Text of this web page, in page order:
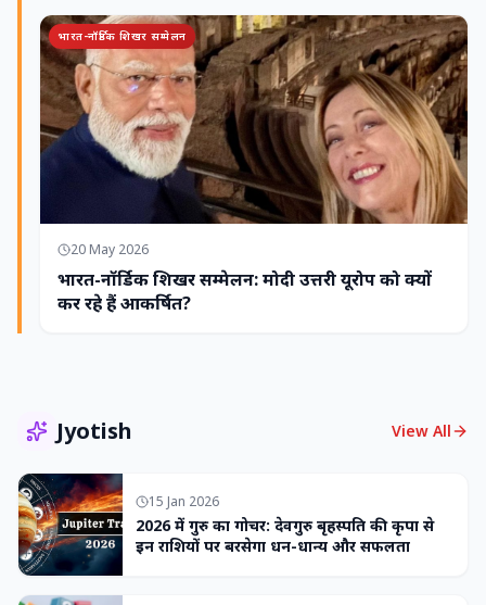
भारत-नॉर्डिक शिखर सम्मेलन
20 May 2026
भारत-नॉर्डिक शिखर सम्मेलन: मोदी उत्तरी यूरोप को क्यों
कर रहे हैं आकर्षित?
Jyotish View All
15 Jan 2026
2026 में गुरु का गोचर: देवगुरु बृहस्पति की कृपा से
इन राशियों पर बरसेगा धन-धान्य और सफलता